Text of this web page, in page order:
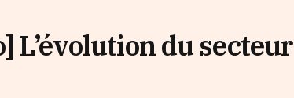
L’évolution du secteur